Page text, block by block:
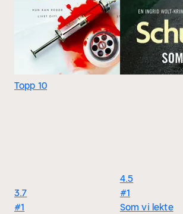
Topp 10
3.7
#1
4.5
#1
Som vi lekte